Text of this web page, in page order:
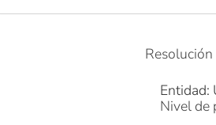
Entidad:
Nivel de